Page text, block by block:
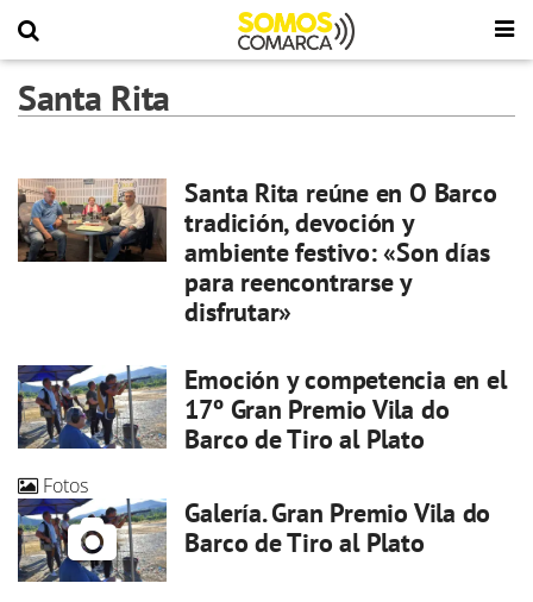
Santa Rita
Santa Rita reúne en O Barco
tradición, devoción y
ambiente festivo: «Son días
para reencontrarse y
disfrutar»
Emoción y competencia en el
17º Gran Premio Vila do
Barco de Tiro al Plato
Fotos
Galería. Gran Premio Vila do
Barco de Tiro al Plato